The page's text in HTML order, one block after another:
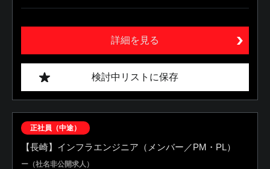
詳細を見る
検討中リストに保存
正社員（中途）
【長崎】インフラエンジニア（メンバー／PM・PL）
ー（社名非公開求人）